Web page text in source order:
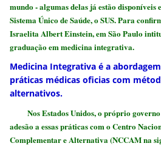
mundo - algumas delas já estão disponíveis
Sistema Único de Saúde, o SUS. Para
Israelita Albert Einstein, em São Paulo
graduação em medicina integrativa.
Medicina Integrativa é a
práticas médicas oficias com
alternativos.
Nos Estados Unidos, o próprio governo
adesão a essas práticas com o Centro
Complementar e Alternativa (NCCAM na